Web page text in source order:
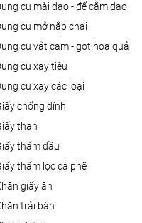
dụng cụ mài dao - đế cắm dao
dụng cụ mở nắp chai
dụng cụ vắt cam - gọt hoa quả
dụng cụ xay tiêu
dụng cụ xay các loại
giấy chống dính
giấy than
giấy thấm dầu
giấy thấm lọc cà phê
khăn giấy ăn
khăn trải bàn